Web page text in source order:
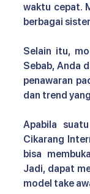
waktu cepat.
berbagai
Selain itu,
Sebab, Anda
penawaran
dan trend
Apabila
Cikarang
bisa
Jadi, dapat
model take